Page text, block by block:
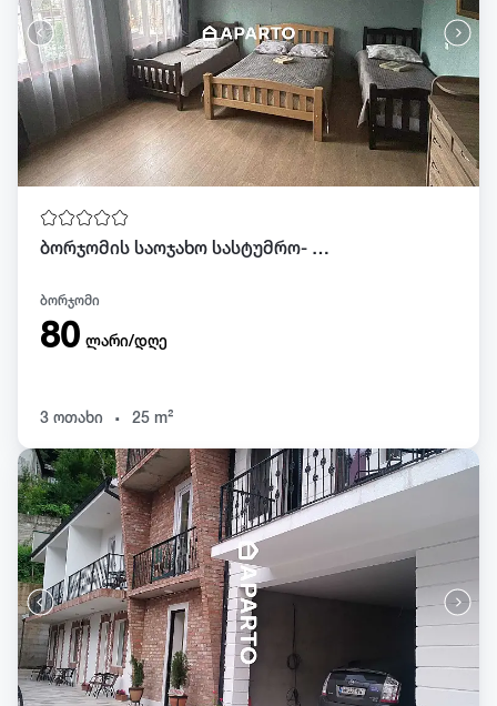
ბორჯომის საოჯახო სასტუმრო- Green House
ბორჯომი
80 ლარი/დღე
3 ოთახი . 25 m²